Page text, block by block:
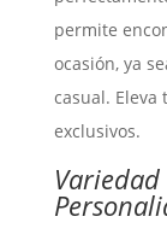
permite
ocasión, ya
casual.
exclusivos.